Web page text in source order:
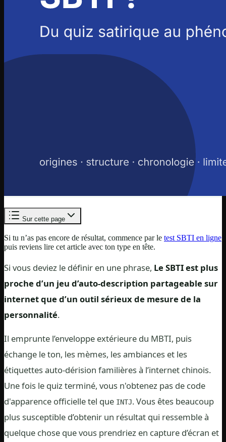
Sur cette page
Si tu n’as pas encore de résultat, commence par le test SBTI en ligne
puis reviens lire cet article avec ton type en tête.
Si vous deviez le définir en une phrase, Le SBTI est plus
proche d’un jeu d’auto-description partageable sur
internet que d’un outil sérieux de mesure de la
personnalité.
Il emprunte l’enveloppe extérieure du MBTI, puis
échange le ton, les mèmes, les ambiances et les
étiquettes auto-dérision familières à l’internet chinois.
Une fois le quiz terminé, vous n'obtenez pas de code
d'apparence officielle tel que INTJ. Vous êtes beaucoup
plus susceptible d’obtenir un résultat qui ressemble à
quelque chose que vous prendriez en capture d’écran et